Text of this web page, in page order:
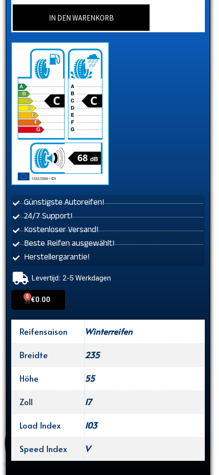
IN DEN WARENKORB
Günstigste Autoreifen!
24/7 Support!
Kostenloser Versand!
Beste Reifen ausgewählt!
Herstellergarantie!
Levertijd: 2-5 Werkdagen
€0.00
0
Cart
Reifensaison
Winterreifen
Breidte
235
Höhe
55
Zoll
17
Load Index
103
Speed Index
V